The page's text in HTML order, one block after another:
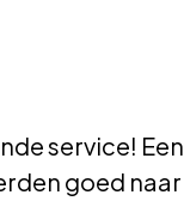
service! Een
goed naar